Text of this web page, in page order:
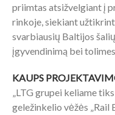
priimtas atsižvelgiant į
rinkoje, siekiant
svarbiausių Baltijos
įgyvendinimą bei
KAUPS
„LTG grupei keliame
geležinkelio vėžės